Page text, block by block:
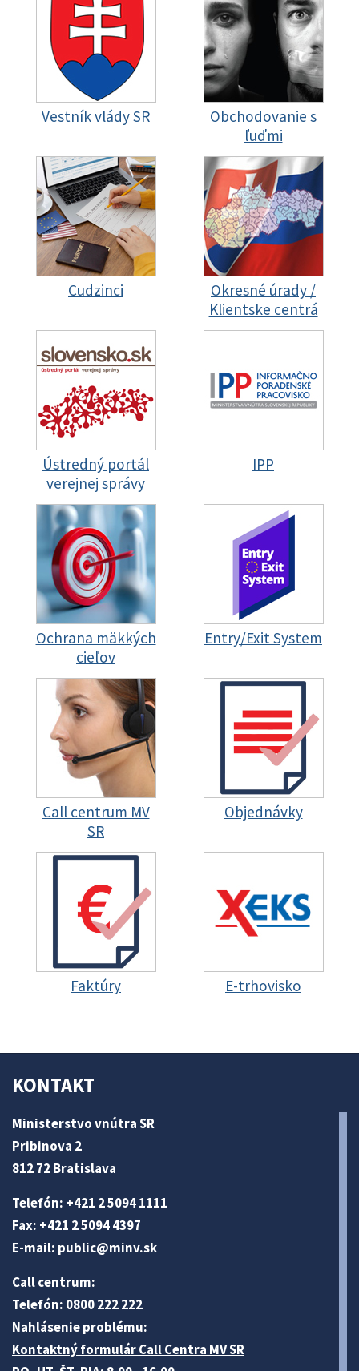
Vestník vlády SR
Obchodovanie s
ľuďmi
Cudzinci
Okresné úrady /
Klientske centrá
Ústredný portál
verejnej správy
IPP
Ochrana mäkkých
cieľov
Entry/Exit System
Call centrum MV
SR
Objednávky
Faktúry E-trhovisko
KONTAKT
Ministerstvo vnútra SR
Pribinova 2
812 72 Bratislava
Telefón: +421 2 5094 1111
Fax: +421 2 5094 4397
E-mail: public@minv.sk
Call centrum:
Telefón: 0800 222 222
Nahlásenie problému:
Kontaktný formulár Call Centra MV SR